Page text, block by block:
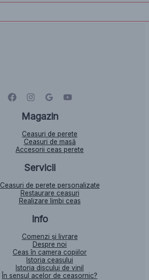
Magazin
Ceasuri de perete
Ceasuri de masă
Accesorii ceas perete
Servicii
Ceasuri de perete personalizate
Restaurare ceasuri
Realizare limbi ceas
Info
Comenzi și livrare
Despre noi
Ceas în camera copiilor
Istoria ceasului​
Istoria discului de vinil
În sensul acelor de ceasornic?